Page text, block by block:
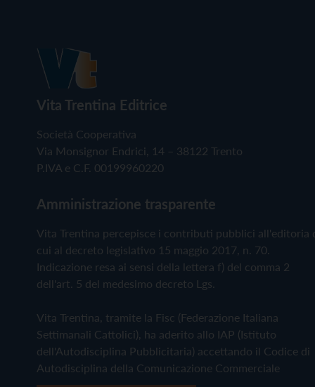
Vita Trentina Editrice
Società Cooperativa
Via Monsignor Endrici, 14 – 38122 Trento
P.IVA e C.F. 00199960220
Amministrazione trasparente
Vita Trentina percepisce i contributi pubblici all'editoria
cui al decreto legislativo 15 maggio 2017, n. 70.
Indicazione resa ai sensi della lettera f) del comma 2
dell'art. 5 del medesimo decreto Lgs.
Vita Trentina, tramite la Fisc (Federazione Italiana
Settimanali Cattolici), ha aderito allo IAP (Istituto
dell'Autodisciplina Pubblicitaria) accettando il Codice di
Autodisciplina della Comunicazione Commerciale